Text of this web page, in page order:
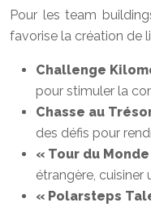
Pour les team
favorise la création de
Challenge
pour stimuler la
Chasse au
des défis pour
« Tour du
étrangère,
« Polarsteps